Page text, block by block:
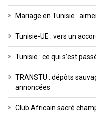
Mariage en Tunisie :
Tunisie-UE : vers un
Tunisie : ce qui s’est
TRANSTU : dépôts
annoncées
Club Africain sacré